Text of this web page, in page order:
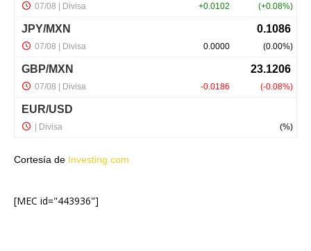
Cortesía de Investing.com
[MEC id="443936"]